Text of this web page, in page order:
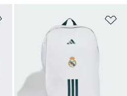
Favori Listesine Ekle